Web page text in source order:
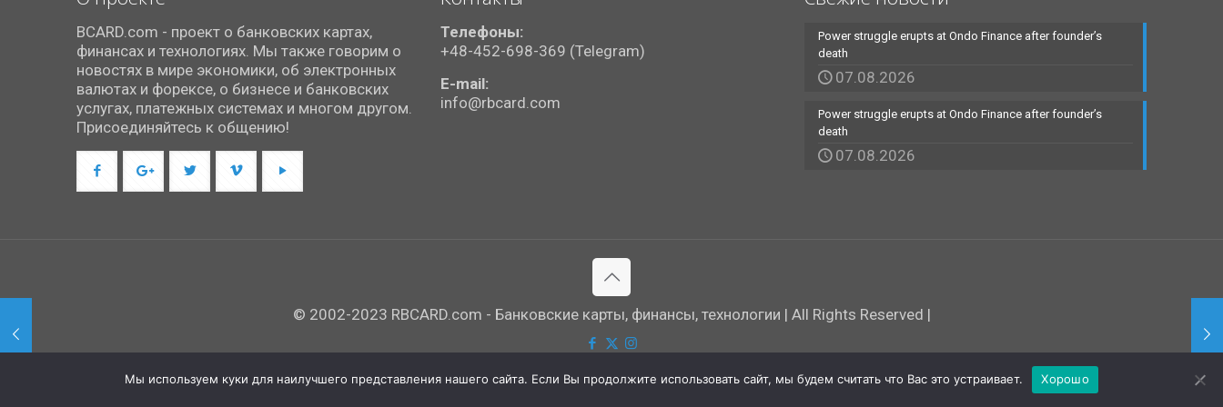
BCARD.com - проект о банковских картах,
финансах и технологиях. Мы также говорим о
новостях в мире экономики, об электронных
валютах и форексе, о бизнесе и банковских
услугах, платежных системах и многом другом.
Присоединяйтесь к общению!
Телефоны:
+48-452-698-369 (Telegram)
E-mail:
info@rbcard.com
Power struggle erupts at Ondo Finance after founder’s
death
07.08.2026
Power struggle erupts at Ondo Finance after founder’s
death
07.08.2026
© 2002-2023 RBCARD.com - Банковские карты, финансы, технологии | All Rights Reserved |
Мы используем куки для наилучшего представления нашего сайта. Если Вы продолжите использовать сайт, мы будем считать что Вас это устраивает. Хорошо